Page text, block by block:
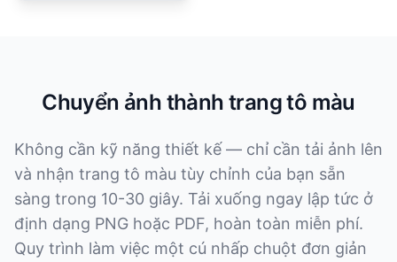
Chuyển ảnh thành trang tô màu
Không cần kỹ năng thiết kế — chỉ cần tải ảnh lên
và nhận trang tô màu tùy chỉnh của bạn sẵn
sàng trong 10-30 giây. Tải xuống ngay lập tức ở
định dạng PNG hoặc PDF, hoàn toàn miễn phí.
Quy trình làm việc một cú nhấp chuột đơn giản